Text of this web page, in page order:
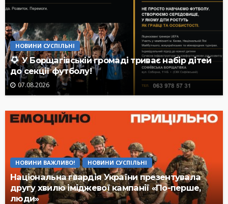
НОВИНИ СУСПІЛЬНІ
У Борщагівській громаді триває набір дітей
до секції футболу!
07.08.2026
НОВИНИ ВАЖЛИВО! НОВИНИ СУСПІЛЬНІ
Національна гвардія України презентувала
другу хвилю іміджевої кампанії «По-перше,
люди»